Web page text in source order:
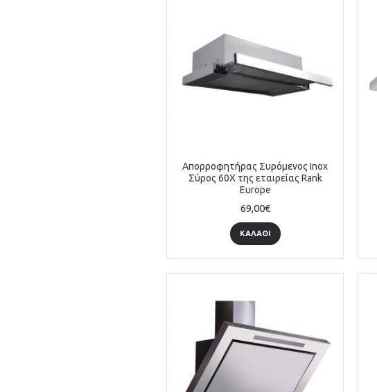
Απορροφητήρας Συρόμενος Inox
Σύρος 60Χ της εταιρείας Rank
Europe
69,00€
ΚΑΛΆΘΙ